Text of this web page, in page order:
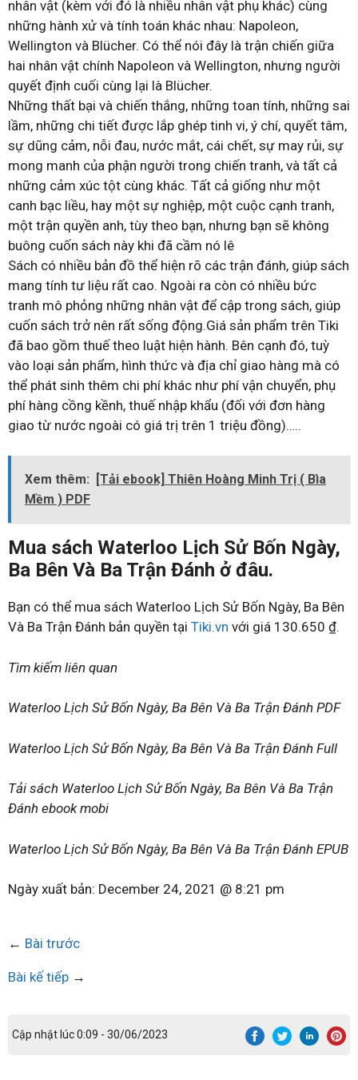
nhân vật (kèm với đó là nhiều nhân vật phụ khác) cùng
những hành xử và tính toán khác nhau: Napoleon,
Wellington và Blücher. Có thể nói đây là trận chiến giữa
hai nhân vật chính Napoleon và Wellington, nhưng người
quyết định cuối cùng lại là Blücher.
Những thất bại và chiến thắng, những toan tính, những sai
lầm, những chi tiết được lắp ghép tinh vi, ý chí, quyết tâm,
sự dũng cảm, nỗi đau, nước mắt, cái chết, sự may rủi, sự
mong manh của phận người trong chiến tranh, và tất cả
những cảm xúc tột cùng khác. Tất cả giống như một
canh bạc liều, hay một sự nghiệp, một cuộc cạnh tranh,
một trận quyền anh, tùy theo bạn, nhưng bạn sẽ không
buông cuốn sách này khi đã cầm nó lê
Sách có nhiều bản đồ thể hiện rõ các trận đánh, giúp sách
mang tính tư liệu rất cao. Ngoài ra còn có nhiều bức
tranh mô phỏng những nhân vật để cập trong sách, giúp
cuốn sách trở nên rất sống động.Giá sản phẩm trên Tiki
đã bao gồm thuế theo luật hiện hành. Bên cạnh đó, tuỳ
vào loại sản phẩm, hình thức và địa chỉ giao hàng mà có
thể phát sinh thêm chi phí khác như phí vận chuyển, phụ
phí hàng cồng kềnh, thuế nhập khẩu (đối với đơn hàng
giao từ nước ngoài có giá trị trên 1 triệu đồng)…..
Xem thêm:
[Tải ebook] Thiên Hoàng Minh Trị ( Bìa
Mềm ) PDF
Mua sách Waterloo Lịch Sử Bốn Ngày,
Ba Bên Và Ba Trận Đánh ở đâu.
Bạn có thể mua sách Waterloo Lịch Sử Bốn Ngày, Ba Bên
Và Ba Trận Đánh bản quyền tại Tiki.vn với giá 130.650 ₫.
Tìm kiếm liên quan
Waterloo Lịch Sử Bốn Ngày, Ba Bên Và Ba Trận Đánh PDF
Waterloo Lịch Sử Bốn Ngày, Ba Bên Và Ba Trận Đánh Full
Tải sách Waterloo Lịch Sử Bốn Ngày, Ba Bên Và Ba Trận
Đánh ebook mobi
Waterloo Lịch Sử Bốn Ngày, Ba Bên Và Ba Trận Đánh EPUB
Ngày xuất bản: December 24, 2021 @ 8:21 pm
← Bài trước
Bài kế tiếp →
Cập nhật lúc 0:09 - 30/06/2023